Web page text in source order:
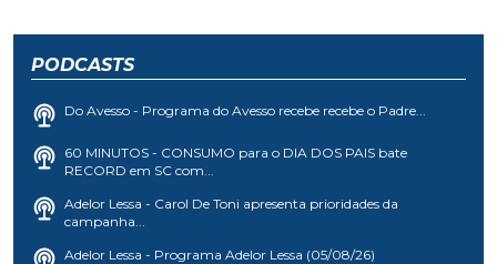
PODCASTS
Do Avesso - Programa do Avesso recebe recebe o Padre...
60 MINUTOS - CONSUMO para o DIA DOS PAIS bate
RECORD em SC com...
Adelor Lessa - Carol De Toni apresenta prioridades da
campanha...
Adelor Lessa - Programa Adelor Lessa (05/08/26)